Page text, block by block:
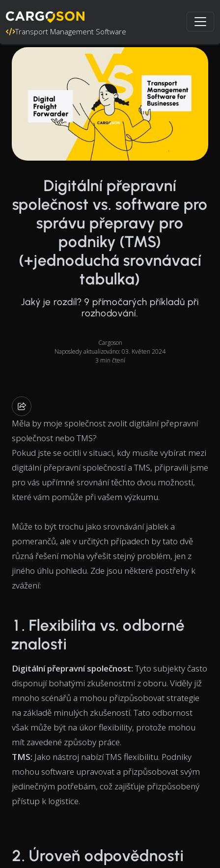
Transport Management Software
Digitální přepravní
společnost vs. software pro
správu přepravy pro
podniky (TMS)
(+jednoduchá srovnávací
tabulka)
Jaký je rozdíl? 9 přímočarých příkladů při
rozhodování.
Cargoson
Naposledy aktualizováno: 03. Květen 2024
3 min čtení
Měla by moje společnost zvolit digitální přepravní
společnost nebo TMS?
Pokud jste se ocitli v situaci, kdy musíte vybírat mezi
digitální přepravní společností a TMS, připravili jsme
pro vás upřímné srovnání těchto dvou možností,
které vám pomůže při vašem výzkumu.
Může to být trochu jako srovnávání jablek a
pomerančů, ale v určitých případech by tato dvě
různá řešení mohla vyřešit stejný problém, jen z
jiného úhlu pohledu. Zde jsou některé postřehy k
zvážení:
1. Flexibilita vs. odborné
znalosti
Digitální přepravní společnost: Tyto subjekty často
disponují bohatými zkušenostmi z oboru. Viděly již
mnoho scénářů a mohou přizpůsobovat strategie
na základě minulých zkušeností. Tato odbornost
však může být na úkor flexibility, protože mohou
mít zavedené způsoby práce.
TMS: Jako nástroj nabízí TMS flexibilitu. Podniky
mohou software upravovat a přizpůsobovat svým
jedinečným potřebám, což zajišťuje přizpůsobený
přístup k logistice.
2. Úroveň odpovědnosti